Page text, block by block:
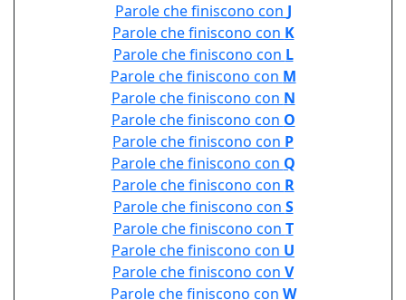
Parole che finiscono con J
Parole che finiscono con K
Parole che finiscono con L
Parole che finiscono con M
Parole che finiscono con N
Parole che finiscono con O
Parole che finiscono con P
Parole che finiscono con Q
Parole che finiscono con R
Parole che finiscono con S
Parole che finiscono con T
Parole che finiscono con U
Parole che finiscono con V
Parole che finiscono con W